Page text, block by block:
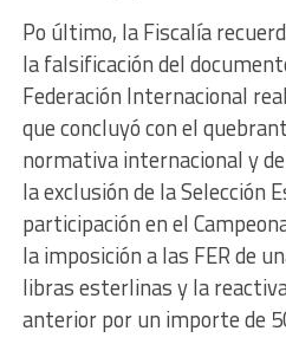
Po último, la Fiscalía
la falsificación del
Federación Internacional
que concluyó con el
normativa internacional y
la exclusión de la Selección
participación en el
la imposición a las FER de
libras esterlinas y la
anterior por un importe de